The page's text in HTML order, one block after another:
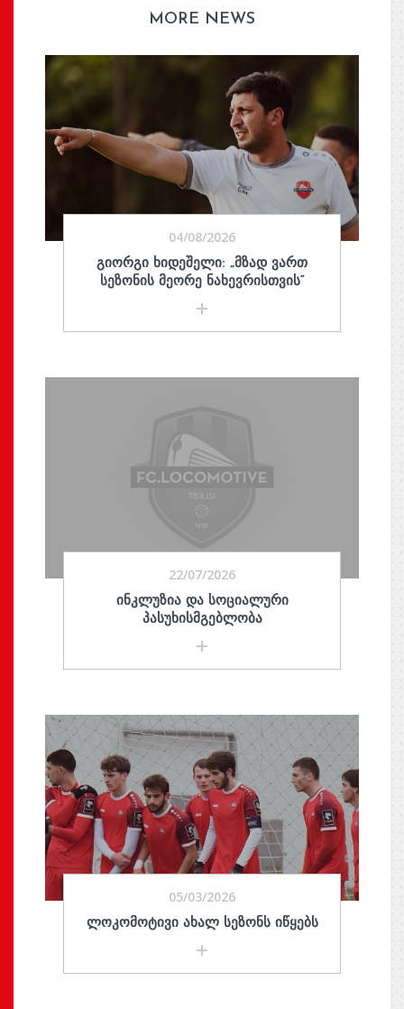
MORE NEWS
04/08/2026
ᲒᲘᲝᲠᲒᲘ ᲮᲘᲓᲔᲨᲔᲚᲘ: „ᲛᲖᲐᲓ ᲕᲐᲠᲗ
ᲡᲔᲖᲝᲜᲘᲡ ᲛᲔᲝᲠᲔ ᲜᲐᲮᲔᲕᲠᲘᲡᲗᲕᲘᲡ“
22/07/2026
ᲘᲜᲙᲚᲣᲖᲘᲐ ᲓᲐ ᲡᲝᲪᲘᲐᲚᲣᲠᲘ
ᲞᲐᲡᲣᲮᲘᲡᲛᲒᲔᲑᲚᲝᲑᲐ
05/03/2026
ᲚᲝᲙᲝᲛᲝᲢᲘᲕᲘ ᲐᲮᲐᲚ ᲡᲔᲖᲝᲜᲡ ᲘᲬᲧᲔᲑᲡ